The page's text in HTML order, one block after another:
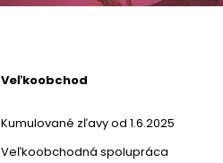
Veľkoobchod
Kumulované zľavy od 1.6.2025
Veľkoobchodná spolupráca